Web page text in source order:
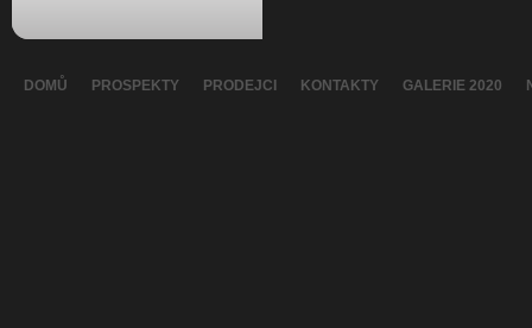
DOMŮ PROSPEKTY PRODEJCI KONTAKTY GALERIE 2020